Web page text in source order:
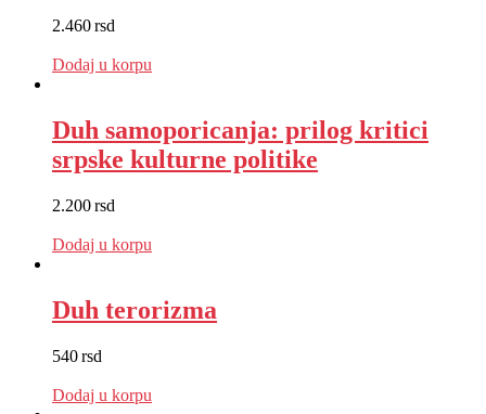
2.460rsd
Dodaj u korpu
Duh samoporicanja: prilog kritici
srpske kulturne politike
2.200rsd
Dodaj u korpu
Duh terorizma
540rsd
Dodaj u korpu